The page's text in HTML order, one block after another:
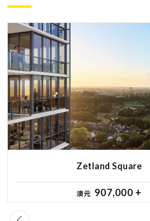
Zetland Square
澳元 907,000 +